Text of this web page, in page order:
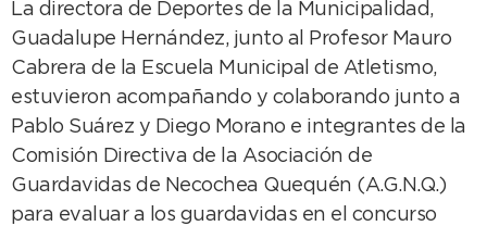
La directora de Deportes de la Municipalidad,
Guadalupe Hernández, junto al Profesor Mauro
Cabrera de la Escuela Municipal de Atletismo,
estuvieron acompañando y colaborando junto a
Pablo Suárez y Diego Morano e integrantes de la
Comisión Directiva de la Asociación de
Guardavidas de Necochea Quequén (A.G.N.Q.)
para evaluar a los guardavidas en el concurso